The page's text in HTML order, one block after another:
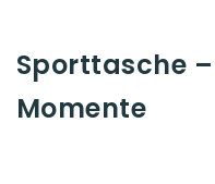
Sporttasche
Momente